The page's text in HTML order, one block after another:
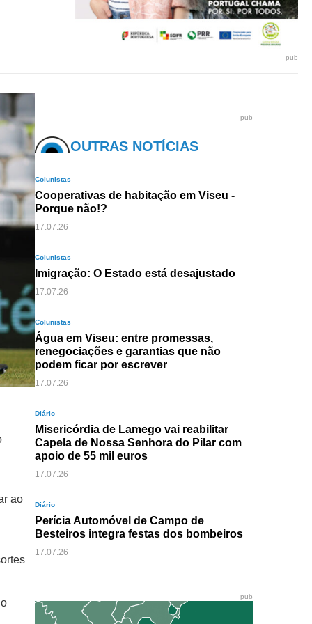
pub
ao
pub
OUTRAS NOTÍCIAS
Colunistas
Cooperativas de habitação em Viseu -
Porque não!?
17.07.26
Colunistas
Imigração: O Estado está desajustado
17.07.26
Colunistas
Água em Viseu: entre promessas,
renegociações e garantias que não
podem ficar por escrever
17.07.26
Diário
Misericórdia de Lamego vai reabilitar
Capela de Nossa Senhora do Pilar com
apoio de 55 mil euros
17.07.26
Diário
Perícia Automóvel de Campo de
Besteiros integra festas dos bombeiros
17.07.26
pub